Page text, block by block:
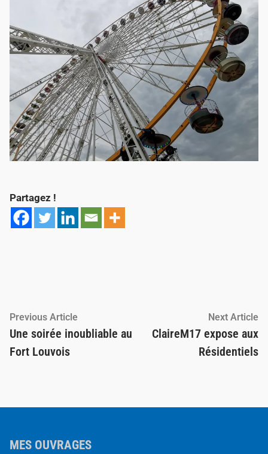
Partagez !
Navigation
de
l’article
Previous Article
article:
Une soirée inoubliable au
Fort Louvois
Next Article
ClaireM17 expose aux
Résidentiels
MES OUVRAGES